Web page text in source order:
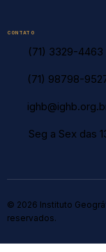
CONTATO
(71) 3329-4463
(71) 98798-
Seg a Sex das
© 2026 Instituto
reservados.